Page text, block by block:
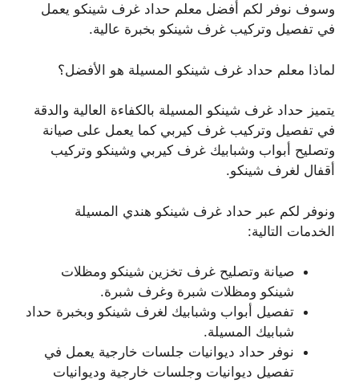
وسوف نوفر لكم أفضل معلم حداد غرف شينكو يعمل
في تفصيل وتركيب غرف شينكو بخبرة عالية.
لماذا معلم حداد غرف شينكو المسيلة هو الأفضل؟
يتميز حداد غرف شينكو المسيلة بالكفاءة العالية والدقة
في تفصيل وتركيب غرف كيربي كما يعمل على صيانة
وتصليح أبواب وشبابيك غرف كيربي وشينكو وتركيب
أقفال لغرف شينكو.
ونوفر لكم عبر حداد غرف شينكو هندي المسيلة
الخدمات التالية:
صيانة وتصليح غرف تخزين شينكو ومظلات
شينكو ومظلات شبرة وغرف شبرة.
تفصيل أبواب وشبابيك لغرف شينكو وبخبرة حداد
شبابيك المسيلة.
نوفر حداد ديوانيات جلسات خارجية يعمل في
تفصيل ديوانيات وجلسات خارجية وديوانيات